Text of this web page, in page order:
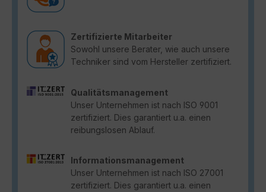
Zertifizierte Mitarbeiter
Sowohl unsere Berater, wie auch unsere
Techniker sind vom Hersteller zertifiziert.
Qualitätsmanagement
Unser Unternehmen ist nach ISO 9001
zertifiziert. Dies garantiert u.a. einen
reibungslosen Ablauf.
Informationsmanagement
Unser Unternehmen ist nach ISO 27001
zertifiziert. Dies garantiert u.a. einen